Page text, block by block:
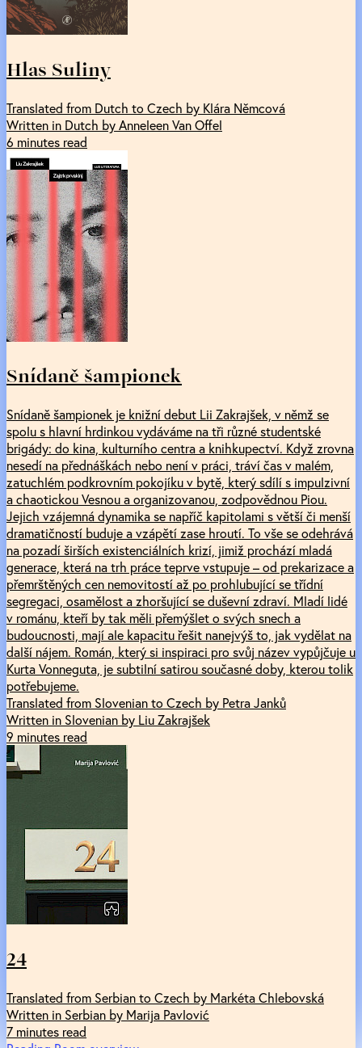
Hlas Suliny
Translated from Dutch to Czech by Klára Němcová
Written in Dutch by Anneleen Van Offel
6 minutes read
Snídaně šampionek
Snídaně šampionek je knižní debut Lii Zakrajšek, v němž se
spolu s hlavní hrdinkou vydáváme na tři různé studentské
brigády: do kina, kulturního centra a knihkupectví. Když zrovna
nesedí na přednáškách nebo není v práci, tráví čas v malém,
zatuchlém podkrovním pokojíku v bytě, který sdílí s impulzivní
a chaotickou Vesnou a organizovanou, zodpovědnou Piou.
Jejich vzájemná dynamika se napříč kapitolami s větší či menší
dramatičností buduje a vzápětí zase hroutí. To vše se odehrává
na pozadí širších existenciálních krizí, jimiž prochází mladá
generace, která na trh práce teprve vstupuje – od prekarizace a
přemrštěných cen nemovitostí až po prohlubující se třídní
segregaci, osamělost a zhoršující se duševní zdraví. Mladí lidé
v románu, kteří by tak měli přemýšlet o svých snech a
budoucnosti, mají ale kapacitu řešit nanejvýš to, jak vydělat na
další nájem. Román, který si inspiraci pro svůj název vypůjčuje u
Kurta Vonneguta, je subtilní satirou současné doby, kterou tolik
potřebujeme.
Translated from Slovenian to Czech by Petra Janků
Written in Slovenian by Liu Zakrajšek
9 minutes read
24
Translated from Serbian to Czech by Markéta Chlebovská
Written in Serbian by Marija Pavlović
7 minutes read